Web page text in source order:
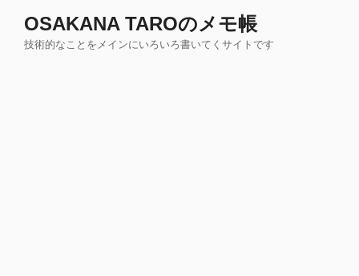
OSAKANA TAROのメモ帳
技術的なことをメインにいろいろ書いてくサイトです